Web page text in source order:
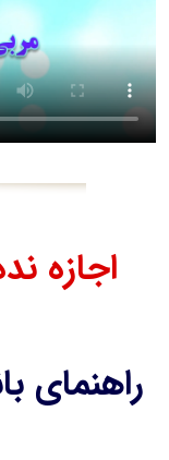
اجازه
راهنمای